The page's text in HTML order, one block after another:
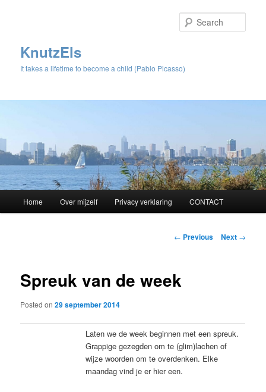
KnutzEls
It takes a lifetime to become a child (Pablo Picasso)
Skip
content
Home Over mijzelf Privacy verklaring CONTACT
Post
← Previous Next →
Spreuk van de week
Posted on29 september 2014
Laten we de week beginnen met een spreuk.
Grappige gezegden om te (glim)lachen of
wijze woorden om te overdenken. Elke
maandag vind je er hier een.